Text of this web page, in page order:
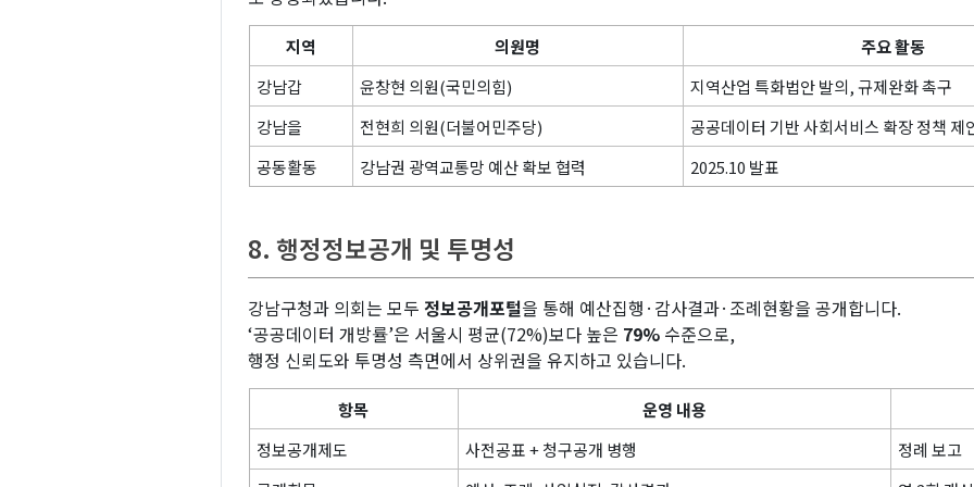
지역 의원명
주요 활동
강남갑
윤창현 의원(국민의힘)
지역산업 특화법안 발의, 규제완화 촉구
강남을
전현희 의원(더불어민주당)
공공데이터 기반 사회서비스 확장 정책 제
공동활동
강남권 광역교통망 예산 확보 협력 2025.10 발표
8. 행정정보공개 및 투명성
강남구청과 의회는 모두정보공개포털을 통해 예산집행·감사결과·조례현황을 공개합니다.
‘공공데이터 개방률’은 서울시 평균(72%)보다 높은 79% 수준으로,
행정 신뢰도와 투명성 측면에서 상위권을 유지하고 있습니다.
항목
운영 내용
정보공개제도
사전공표 + 청구공개 병행
정례 보고